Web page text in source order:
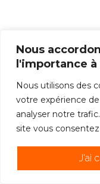
Nous
l'importance
Nous utilisons des
votre expérience
analyser notre
site vous
J'ai